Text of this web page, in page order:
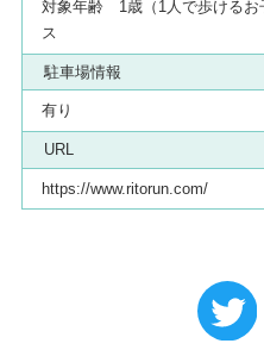
対象年齢 1歳（1人で歩ける
ス
駐車場情報
有り
URL
https://www.ritorun.com/